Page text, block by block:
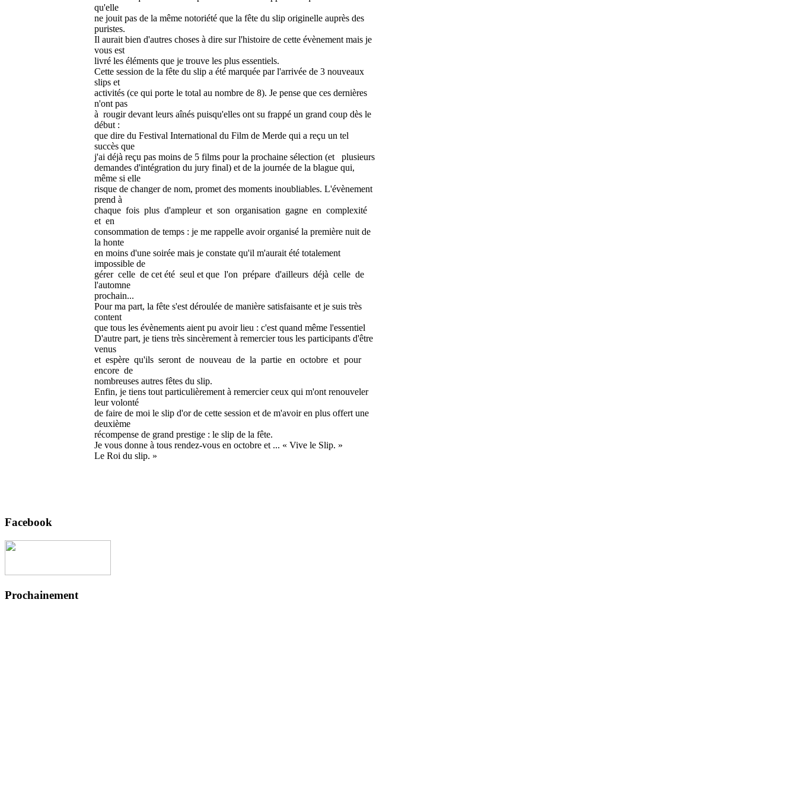
qu'elle
ne jouit pas de la même notoriété que la fête du slip originelle auprès des
puristes.
Il aurait bien d'autres choses à dire sur l'histoire de cette évènement mais je
vous est
livré les éléments que je trouve les plus essentiels.
Cette session de la fête du slip a été marquée par l'arrivée de 3 nouveaux
slips et
activités (ce qui porte le total au nombre de 8). Je pense que ces dernières
n'ont pas
à rougir devant leurs aînés puisqu'elles ont su frappé un grand coup dès le
début :
que dire du Festival International du Film de Merde qui a reçu un tel
succès que
j'ai déjà reçu pas moins de 5 films pour la prochaine sélection (et plusieurs
demandes d'intégration du jury final) et de la journée de la blague qui,
même si elle
risque de changer de nom, promet des moments inoubliables. L'évènement
prend à
chaque fois plus d'ampleur et son organisation gagne en complexité
et en
consommation de temps : je me rappelle avoir organisé la première nuit de
la honte
en moins d'une soirée mais je constate qu'il m'aurait été totalement
impossible de
gérer celle de cet été seul et que l'on prépare d'ailleurs déjà celle de
l'automne
prochain...
Pour ma part, la fête s'est déroulée de manière satisfaisante et je suis très
content
que tous les évènements aient pu avoir lieu : c'est quand même l'essentiel
D'autre part, je tiens très sincèrement à remercier tous les participants d'être
venus
et espère qu'ils seront de nouveau de la partie en octobre et pour
encore de
nombreuses autres fêtes du slip.
Enfin, je tiens tout particulièrement à remercier ceux qui m'ont renouveler
leur volonté
de faire de moi le slip d'or de cette session et de m'avoir en plus offert une
deuxième
récompense de grand prestige : le slip de la fête.
Je vous donne à tous rendez-vous en octobre et ... « Vive le Slip. »
Le Roi du slip. »
Facebook
Prochainement